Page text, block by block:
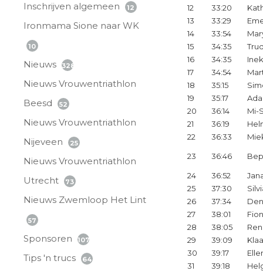
Inschrijven algemeen 12
Ironmama Sione naar WK
10
Nieuws 328
Nieuws Vrouwentriathlon
Beesd
52
Nieuws Vrouwentriathlon
Nijeveen
25
Nieuws Vrouwentriathlon
Utrecht
73
Nieuws Zwemloop Het Lint
57
Sponsoren 107
Tips 'n trucs 64
12
33:20
13
33:29
14
33:54
15
34:35
16
34:35
17
34:54
18
35:15
19
35:17
Ada
20
36:14
Mi-
21
36:19
22
36:33
23 36:46
24 36:52
25
37:30
26
37:34
27
38:01
28
38:05
29
39:09
30
39:17
31
39:18